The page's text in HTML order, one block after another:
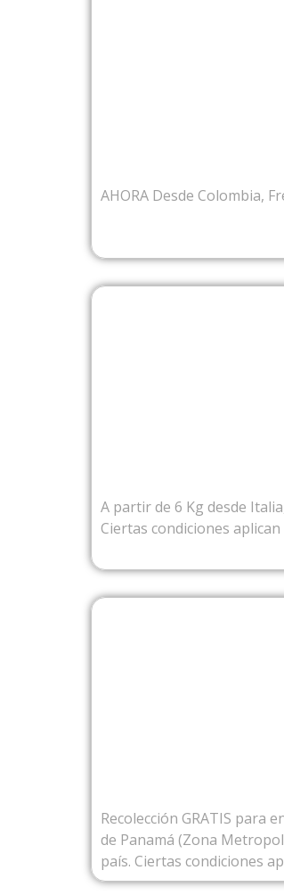
AHORA Desde Colombia,
A partir de 6 Kg desde
Ciertas condiciones
Recolección GRATIS para
de Panamá (Zona
país. Ciertas condiciones